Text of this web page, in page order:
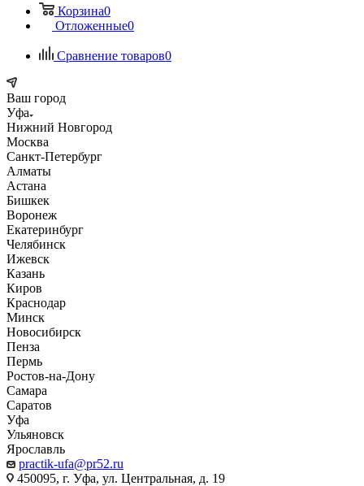
Корзина0
Отложенные0
Сравнение товаров0
Ваш город
Уфа
Нижний Новгород
Москва
Санкт-Петербург
Алматы
Астана
Бишкек
Воронеж
Екатеринбург
Челябинск
Ижевск
Казань
Киров
Краснодар
Минск
Новосибирск
Пенза
Пермь
Ростов-на-Дону
Самара
Саратов
Уфа
Ульяновск
Ярославль
practik-ufa@pr52.ru
450095, г. Уфа, ул. Центральная, д. 19